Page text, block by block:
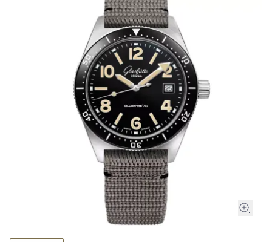
ROLEX CERTIFIED PRE-OWNED
LUXURY DEALS